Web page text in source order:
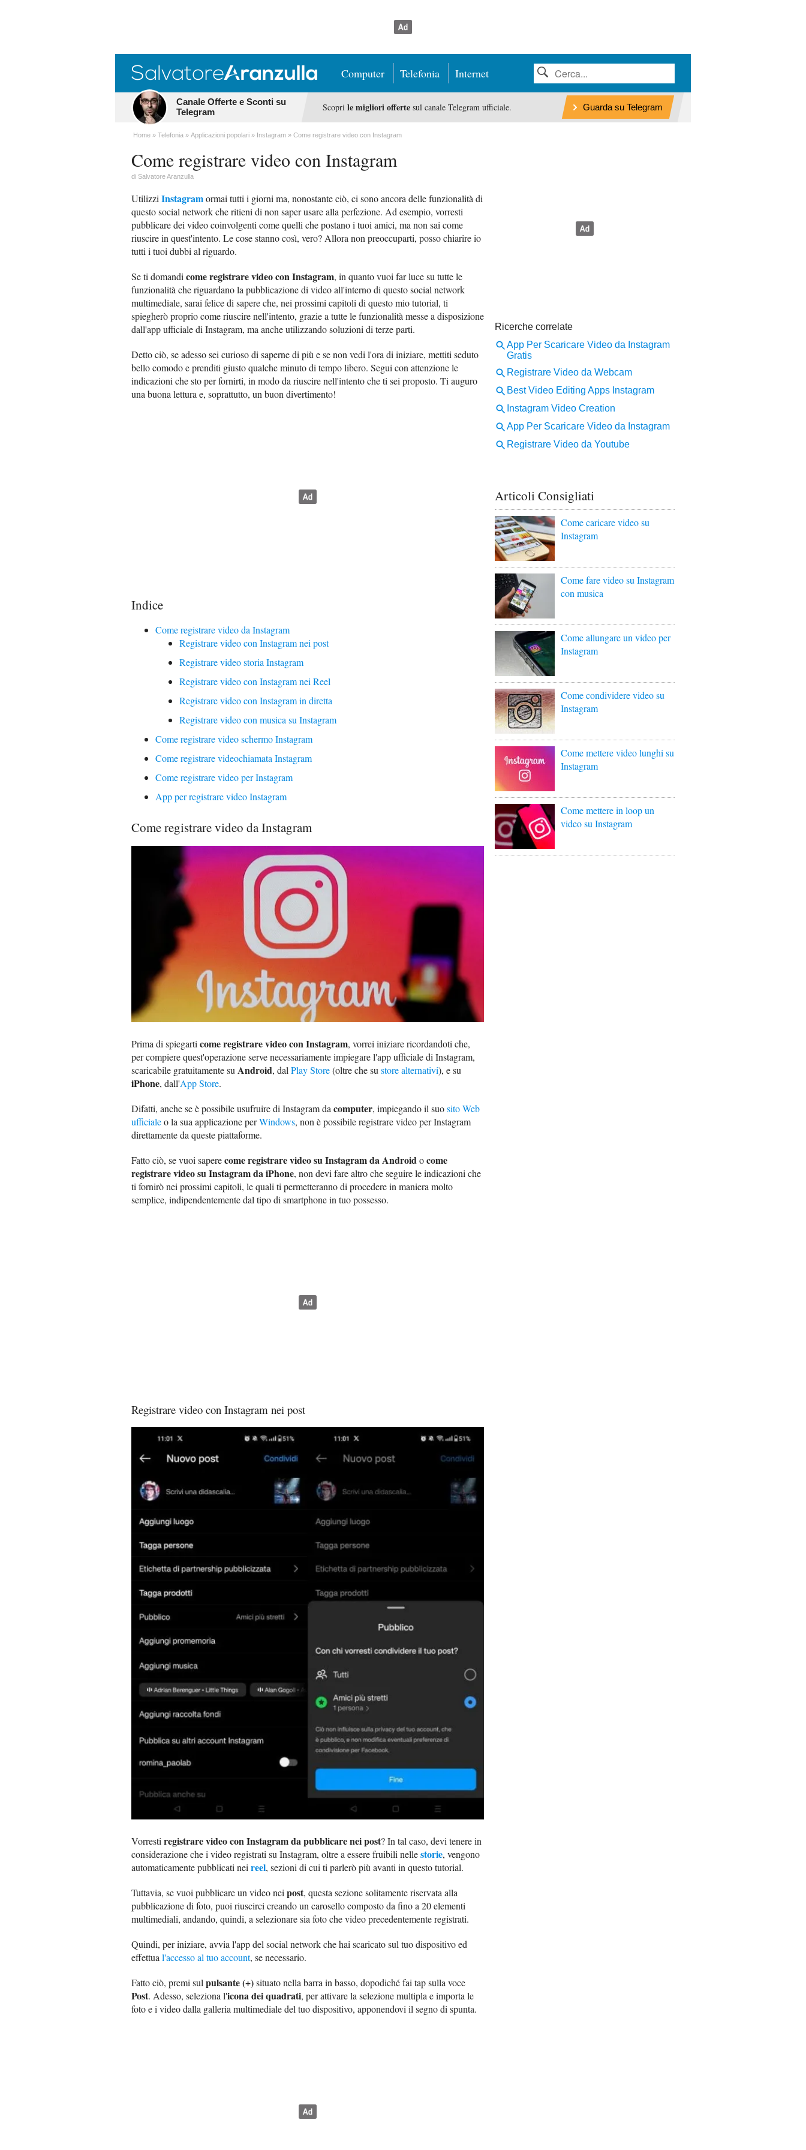
Computer Telefonia Internet
Canale Offerte e Sconti su
Telegram
Scopri le migliori offertesul canale Telegram ufficiale. Guarda su Telegram
Home Telefonia Applicazioni popolari Instagram Come registrare video con Instagram
Come registrare video con Instagram
di Salvatore Aranzulla
Utilizzi Instagramormai tutti i giorni ma, nonostante ciò, ci sono ancora delle funzionalità di
questo social network che ritieni di non saper usare alla perfezione. Ad esempio, vorresti
pubblicare dei video coinvolgenti come quelli che postano i tuoi amici, ma non sai come
riuscire in quest'intento. Le cose stanno così, vero? Allora non preoccuparti, posso chiarire io
tutti i tuoi dubbi al riguardo.
Se ti domandi come registrare video con Instagram, in quanto vuoi far luce su tutte le
funzionalità che riguardano la pubblicazione di video all'interno di questo social network
multimediale, sarai felice di sapere che, nei prossimi capitoli di questo mio tutorial, ti
spiegherò proprio come riuscire nell'intento, grazie a tutte le funzionalità messe a disposizione
dall'app ufficiale di Instagram, ma anche utilizzando soluzioni di terze parti.
Detto ciò, se adesso sei curioso di saperne di più e se non vedi l'ora di iniziare, mettiti seduto
bello comodo e prenditi giusto qualche minuto di tempo libero. Segui con attenzione le
indicazioni che sto per fornirti, in modo da riuscire nell'intento che ti sei proposto. Ti auguro
una buona lettura e, soprattutto, un buon divertimento!
Indice
Come registrare video da Instagram
Registrare video con Instagram nei post
Registrare video storia Instagram
Registrare video con Instagram nei Reel
Registrare video con Instagram in diretta
Registrare video con musica su Instagram
Come registrare video schermo Instagram
Come registrare videochiamata Instagram
Come registrare video per Instagram
App per registrare video Instagram
Come registrare video da Instagram
Prima di spiegarti come registrare video con Instagram, vorrei iniziare ricordandoti che,
per compiere quest'operazione serve necessariamente impiegare l'app ufficiale di Instagram,
scaricabile gratuitamente su Android, dal Play Store(oltre che su store alternativi), e su
iPhone, dall'App Store.
Difatti, anche se è possibile usufruire di Instagram da computer, impiegando il suosito Web
ufficialeo la sua applicazione perWindows, non è possibile registrare video per Instagram
direttamente da queste piattaforme.
Fatto ciò, se vuoi saperecome registrare video su Instagram da Androidocome
registrare video su Instagram da iPhone, non devi fare altro che seguire le indicazioni che
ti fornirò nei prossimi capitoli, le quali ti permetteranno di procedere in maniera molto
semplice, indipendentemente dal tipo di smartphone in tuo possesso.
Registrare video con Instagram nei post
Vorresti registrare video con Instagram da pubblicare nei post? In tal caso, devi tenere in
considerazione che i video registrati su Instagram, oltre a essere fruibili nellestorie, vengono
automaticamente pubblicati nei reel, sezioni di cui ti parlerò più avanti in questo tutorial.
Tuttavia, se vuoi pubblicare un video nei post, questa sezione solitamente riservata alla
pubblicazione di foto, puoi riuscirci creando un carosello composto da fino a 20 elementi
multimediali, andando, quindi, a selezionare sia foto che video precedentemente registrati.
Quindi, per iniziare, avvia l'app del social network che hai scaricato sul tuo dispositivo ed
effettua l'accesso al tuo account, se necessario.
Fatto ciò, premi sul pulsante (+)situato nella barra in basso, dopodiché fai tap sulla voce
Post. Adesso, seleziona l'icona dei quadrati, per attivare la selezione multipla e importa le
foto e i video dalla galleria multimediale del tuo dispositivo, apponendovi il segno di spunta.
Articoli Consigliati
Come caricare video su
Instagram
Come fare video su Instagram
con musica
Come allungare un video per
Instagram
Come condividere video su
Instagram
Come mettere video lunghi su
Instagram
Come mettere in loop un
video su Instagram